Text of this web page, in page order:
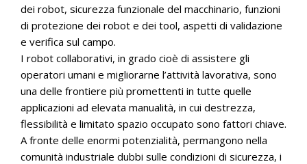
dei robot, sicurezza funzionale del macchinario, funzioni
di protezione dei robot e dei tool, aspetti di validazione
e verifica sul campo.
I robot collaborativi, in grado cioè di assistere gli
operatori umani e migliorarne l’attività lavorativa, sono
una delle frontiere più promettenti in tutte quelle
applicazioni ad elevata manualità, in cui destrezza,
flessibilità e limitato spazio occupato sono fattori chiave.
A fronte delle enormi potenzialità, permangono nella
comunità industriale dubbi sulle condizioni di sicurezza, i